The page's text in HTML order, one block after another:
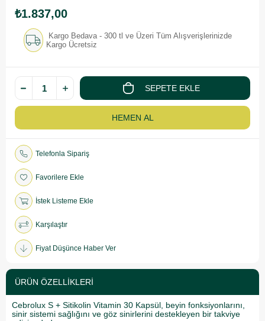
₺1.837,00
Kargo Bedava - 300 tl ve Üzeri Tüm Alışverişlerinizde
Kargo Ücretsiz
Telefonla Sipariş
Favorilere Ekle
İstek Listeme Ekle
Karşılaştır
Fiyat Düşünce Haber Ver
ÜRÜN ÖZELLIKLERI
Cebrolux S + Sitikolin Vitamin 30 Kapsül, beyin fonksiyonlarını,
sinir sistemi sağlığını ve göz sinirlerini destekleyen bir takviye